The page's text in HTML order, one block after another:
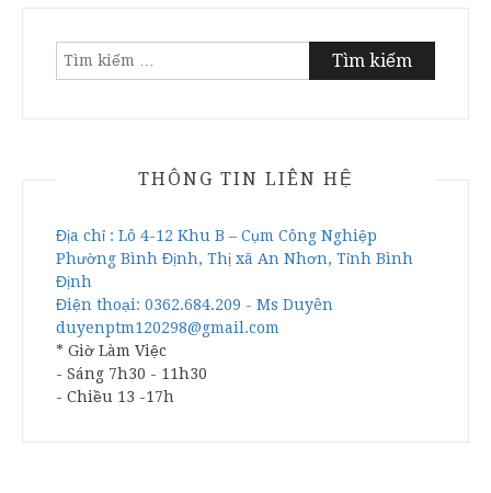
Tìm
kiếm
THÔNG TIN LIÊN HỆ
Địa chỉ : Lô 4-12 Khu B – Cụm Công Nghiệp
Phường Bình Định, Thị xã An Nhơn, Tỉnh Bình
Định
Điện thoại: 0362.684.209 - Ms Duyên
duyenptm120298@gmail.com
* Giờ Làm Việc
- Sáng 7h30 - 11h30
- Chiều 13 -17h